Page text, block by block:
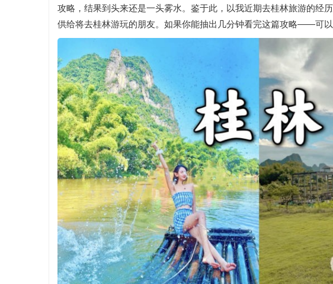
攻略，结果到头来还是一头雾水。鉴于此，以我近期去桂林旅游的经
供给将去桂林游玩的朋友。如果你能抽出几分钟看完这篇攻略——可以